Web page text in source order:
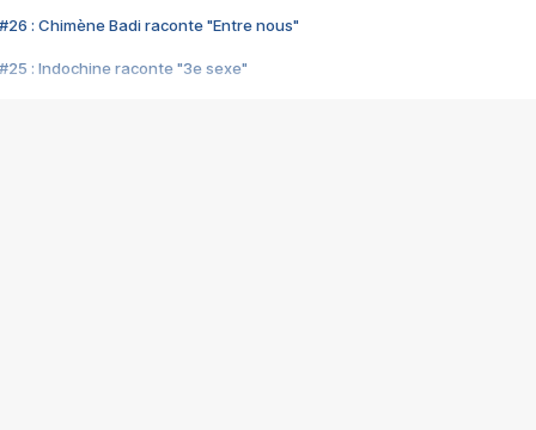
#26 : Chimène Badi raconte "Entre nous"
#25 : Indochine raconte "3e sexe"